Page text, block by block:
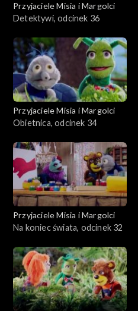
Przyjaciele Misia i Margolci
Detektywi, odcinek 36
Przyjaciele Misia i Margolci
Obietnica, odcinek 34
Przyjaciele Misia i Margolci
Na koniec świata, odcinek 32